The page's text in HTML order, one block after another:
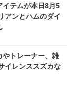
イテムが本日8月5
アンとハムのダイ
やトレーナー、雑
イレンススズカな